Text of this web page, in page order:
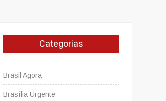
Categorias
Brasil Agora
Brasília Urgente